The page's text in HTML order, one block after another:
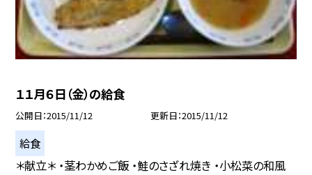
１１月６日（金）の給食
公開日 2015/11/12 更新日 2015/11/12
給食
＊献立＊ ・茎わかめご飯 ・鮭のさざれ焼き ・小松菜の和風